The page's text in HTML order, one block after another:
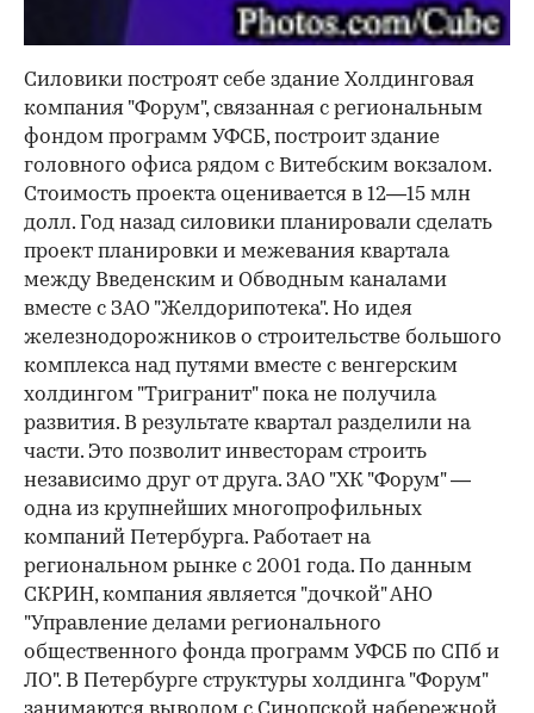
Силовики построят себе здание Холдинговая
компания "Форум", связанная с региональным
фондом программ УФСБ, построит здание
головного офиса рядом с Витебским вокзалом.
Стоимость проекта оценивается в 12—15 млн
долл. Год назад силовики планировали сделать
проект планировки и межевания квартала
между Введенским и Обводным каналами
вместе с ЗАО "Желдорипотека". Но идея
железнодорожников о строительстве большого
комплекса над путями вместе с венгерским
холдингом "Тригранит" пока не получила
развития. В результате квартал разделили на
части. Это позволит инвесторам строить
независимо друг от друга. ЗАО "ХК "Форум" —
одна из крупнейших многопрофильных
компаний Петербурга. Работает на
региональном рынке с 2001 года. По данным
СКРИН, компания является "дочкой" АНО
"Управление делами регионального
общественного фонда программ УФСБ по СПб и
ЛО". В Петербурге структуры холдинга "Форум"